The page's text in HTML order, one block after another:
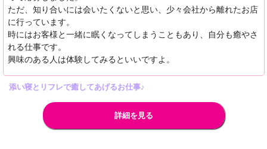
ただ、知り合いには会いたくないと思い、少々会社から離れたお店
に行っています。
時にはお客様と一緒に眠くなってしまうこともあり、自分も癒やさ
れる仕事です。
興味のある人は体験してみるといいですよ。
添い寝とリフレで癒してあげるお仕事♪
詳細を見る